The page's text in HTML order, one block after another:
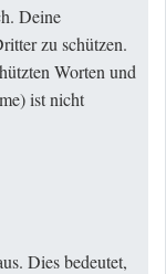
Deine
zu schützen.
Worten und
ist nicht
Dies bedeutet,